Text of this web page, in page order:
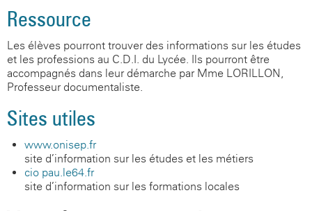
Ressource
Les élèves pourront trouver des informations sur les études
et les professions au C.D.I. du Lycée. Ils pourront être
accompagnés dans leur démarche par Mme LORILLON,
Professeur documentaliste.
Sites utiles
www.onisep.fr
site d’information sur les études et les métiers
cio-pau.le64.fr
site d’information sur les formations locales